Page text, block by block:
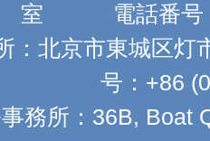
室 電話番号
：北京市東城区
号：+86
務所：36B,